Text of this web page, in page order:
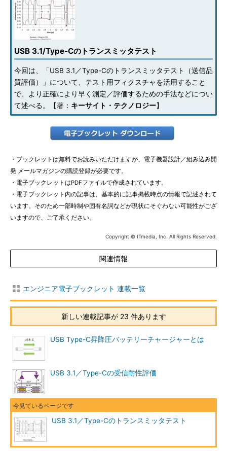
USB 3.1/Type-Cのトランスミッタテスト
今回は、「USB 3.1／Type-Cのトランスミッタテスト（送信品
質評価）」について、テスト用フィクスチャを活用すること
で、より正確により早く測定／評価するための手法などについ
て述べる。【著： キーサイト・テクノロジー】
・ブックレットは無料でお読みいただけますが、電子機器設計／組み込み開
発 メールマガジンの購読登録が必要です。
・電子ブックレットはPDFファイルで作成されています。
・電子ブックレット内の記事は、基本的に記事掲載時点の情報で記述されて
います。そのため一部時制や固有名詞などが現状にそぐわない可能性がござ
いますので、ご了承ください。
Copyright © ITmedia, Inc. All Rights Reserved.
関連情報
エンジニア電子ブックレット 連載一覧
新しい連載記事が 23 件あります
USB Type-C昇降圧バッテリーチャージャーとは
USB 3.1／Type-Cの受信耐性評価
USB 3.1／Type-Cのトランスミッタテスト